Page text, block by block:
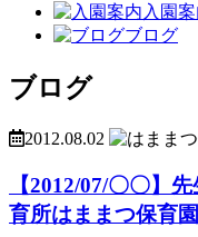
入園
ブログ
ブログ
2012.08.02
【2012/07/〇〇】
育所はままつ保育園